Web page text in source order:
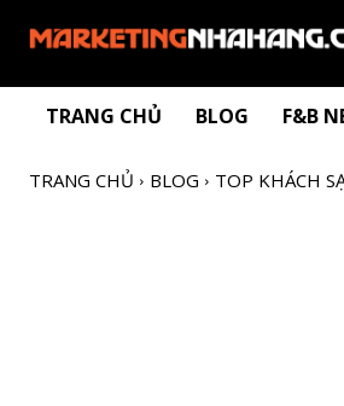
TRANG CHỦ BLOG F&B
TRANG CHỦ BLOG TOP KHÁCH